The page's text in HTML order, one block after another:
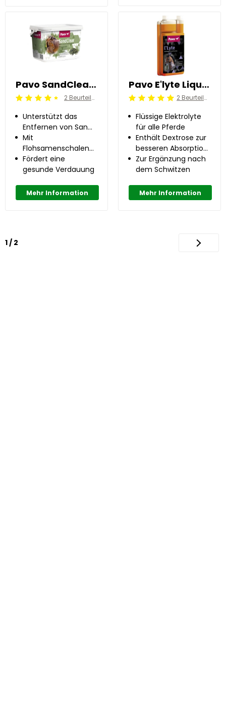
Pavo SandClear 2 kg
Beoordeling: 4.5/5 2 Beurteilung
Unterstützt das
Entfernen von Sand
aus dem Darm
Mit
Flohsamenschalen
und Präbiotika
Fördert eine
gesunde Verdauung
Mehr Information
Pavo E'lyte Liquid
Beoordeling: 5/5 2 Beurteilung
Flüssige Elektrolyte
für alle Pferde
Enthält Dextrose zur
besseren Absorption
und optimalen
Regeneration
Zur Ergänzung nach
dem Schwitzen
Mehr Information
1 / 2